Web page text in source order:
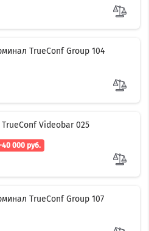
TrueConf Group 104
Videobar 025
40 000 руб.
TrueConf Group 107